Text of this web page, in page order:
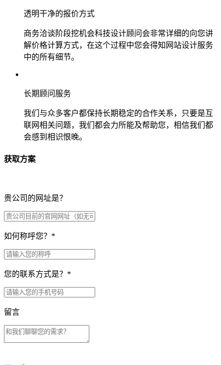
透明干净的报价方式
商务洽谈阶段挖机会科技设计顾问会非常详细的向您讲
解价格计算方式，在这个过程中您会得知网站设计服务
中的所有细节。
长期顾问服务
我们与众多客户都保持长期稳定的合作关系，只要是互
联网相关问题，我们都会力所能及帮助您，相信我们都
会感到相识恨晚。
获取方案
贵公司的网址是？
如何称呼您？ *
您的联系方式是？ *
留言